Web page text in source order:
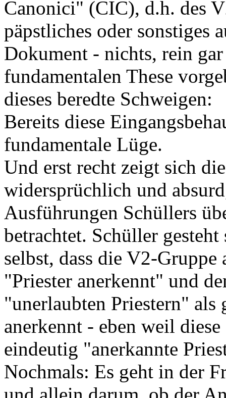
Canonici" (CIC), d.h. des
päpstliches oder sonstiges
Dokument - nichts, rein
fundamentalen These
dieses beredte Schweigen:
Bereits diese
fundamentale Lüge.
Und erst recht zeigt sich
widersprüchlich und
Ausführungen Schüllers
betrachtet. Schüller
selbst, dass die V2-
"Priester anerkennt" und
"unerlaubten Priestern"
anerkennt - eben weil
eindeutig "anerkannte
Nochmals: Es geht in der